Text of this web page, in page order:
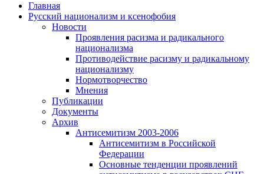
Главная
Русский национализм и ксенофобия
Новости
Проявления расизма и радикального
национализма
Противодействие расизму и радикальному
национализму
Нормотворчество
Мнения
Публикации
Документы
Архив
Антисемитизм 2003-2006
Антисемитизм в Российской
Федерации
Основные тенденции проявлений